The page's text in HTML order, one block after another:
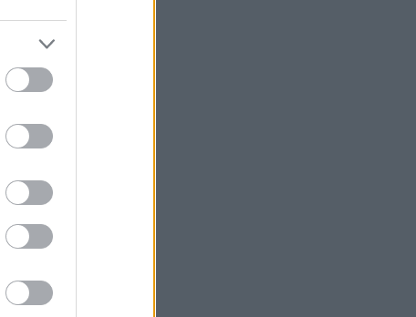
χορήγηση υπηκοότητας σε παιδιά του
«τουρισμού τοκετού»
Τραμπ: «Ο πόλεμος με το Ιράν θα
Ο ΔΟΑΕ προειδοποιεί για την
κατάσταση στον πυρηνικό σταθμό στη
Ζαπορίζια
Ο Γκουτέρες ζητά άμεσο τερματισμό